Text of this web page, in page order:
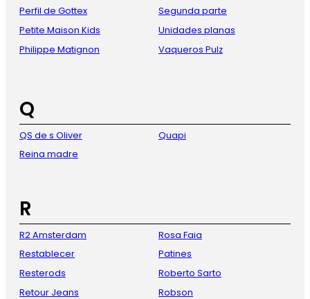
Perfil de Gottex
Petite Maison Kids
Philippe Matignon
Segunda parte
Unidades planas
Vaqueros Pulz
Q
QS de s Oliver
Reina madre
Quapi
R
R2 Amsterdam
Restablecer
Resterods
Retour Jeans
Rosa Faia
Patines
Roberto Sarto
Robson